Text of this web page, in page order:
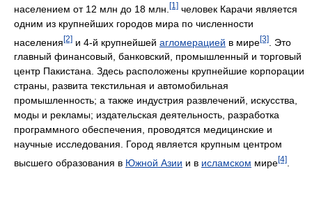
населением от 12 млн до 18 млн. [1] человек Карачи является
одним из крупнейших городов мира по численности
населения[2] и 4-й крупнейшей агломерацией в мире[3]
. Это
главный финансовый, банковский, промышленный и торговый
центр Пакистана. Здесь расположены крупнейшие корпорации
страны, развита текстильная и автомобильная
промышленность; а также индустрия развлечений, искусства,
моды и рекламы; издательская деятельность, разработка
программного обеспечения, проводятся медицинские и
научные исследования. Город является крупным центром
высшего образования в Южной Азии и в исламском мире[4]